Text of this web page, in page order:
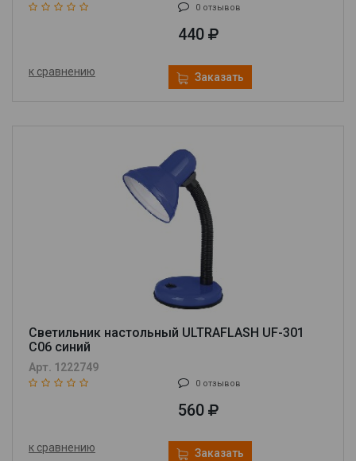
0 отзывов
440
к сравнению Заказать
Светильник настольный ULTRAFLASH UF-301
С06 синий
Арт. 1222749
0 отзывов
560
к сравнению Заказать